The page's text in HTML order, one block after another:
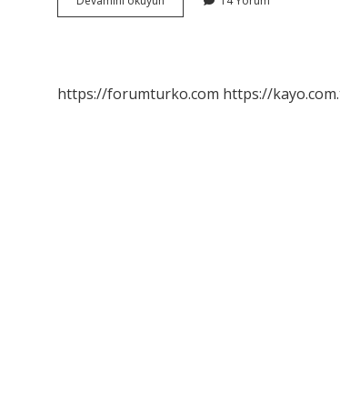
Suyunda
https://forumturko.com https://